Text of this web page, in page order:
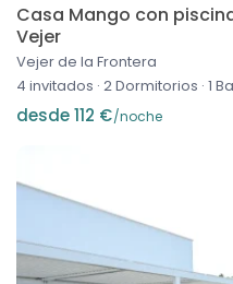
Casa Mango con
Vejer
Vejer de la Frontera
4 invitados · 2 Dormitorios · 1
desde 112 €/noche